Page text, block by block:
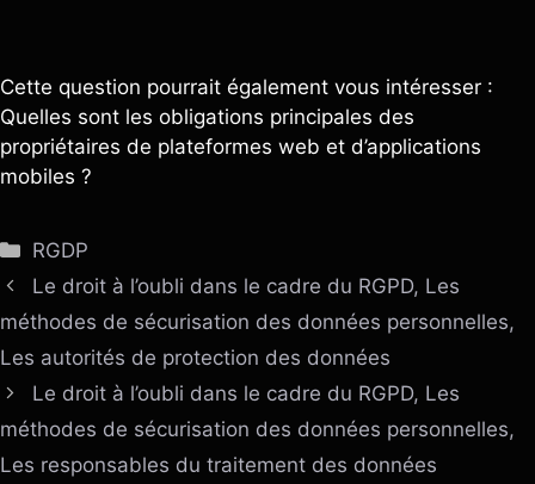
Cette question pourrait également vous intéresser :
Quelles sont les obligations principales des
propriétaires de plateformes web et d’applications
mobiles ?
Catégories
RGDP
Le droit à l’oubli dans le cadre du RGPD, Les
méthodes de sécurisation des données personnelles,
Les autorités de protection des données
Le droit à l’oubli dans le cadre du RGPD, Les
méthodes de sécurisation des données personnelles,
Les responsables du traitement des données